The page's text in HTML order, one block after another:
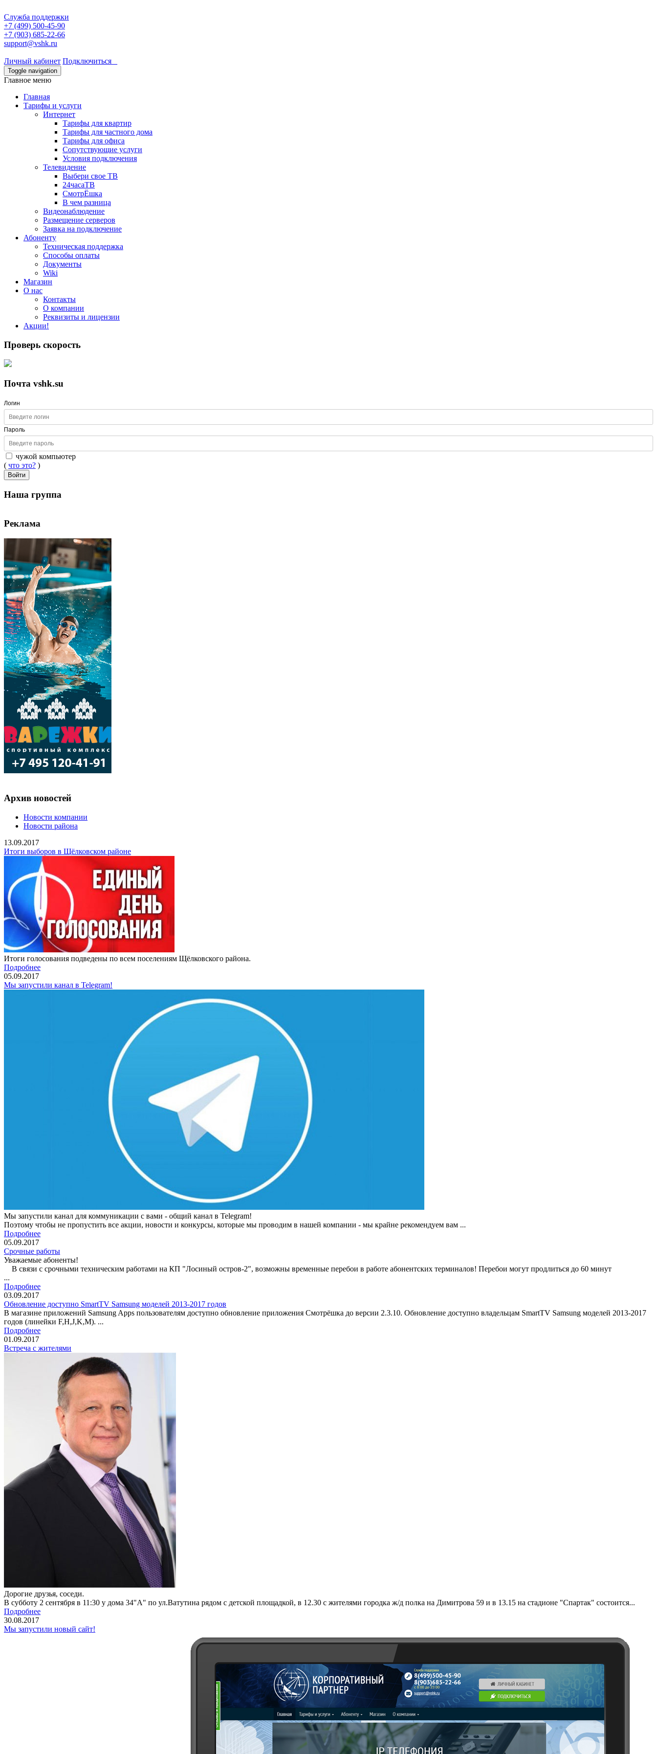
Служба поддержки
+7 (499) 500-45-90
+7 (903) 685-22-66
support@vshk.ru
Личный кабинет Подключиться
Toggle navigation
Главное меню
Главная
Тарифы и услуги
Интернет
Тарифы для квартир
Тарифы для частного дома
Тарифы для офиса
Сопутствующие услуги
Условия подключения
Телевидение
Выбери свое ТВ
24часаТВ
СмотрЁшка
В чем разница
Видеонаблюдение
Размещение серверов
Заявка на подключение
Абоненту
Техническая поддержка
Способы оплаты
Документы
Wiki
Магазин
О нас
Контакты
О компании
Реквизиты и лицензии
Акции!
Проверь скорость
Почта vshk.su
Логин
Пароль
чужой компьютер
( что это? )
Войти
Наша группа
Реклама
Архив новостей
Новости компании
Новости района
13.09.2017
Итоги выборов в Щёлковском районе
Итоги голосования подведены по всем поселениям Щёлковского района.
Подробнее
05.09.2017
Мы запустили канал в Telegram!
Мы запустили канал для коммуникации с вами - общий канал в Telegram!
Поэтому чтобы не пропустить все акции, новости и конкурсы, которые мы проводим в нашей компании - мы крайне рекомендуем вам ...
Подробнее
05.09.2017
Срочные работы
Уважаемые абоненты!
В связи с срочными техническим работами на КП "Лосиный остров-2", возможны временные перебои в работе абонентских терминалов! Перебои могут продлиться до 60 минут
...
Подробнее
03.09.2017
Обновление доступно SmartTV Samsung моделей 2013-2017 годов
В магазине приложений Samsung Apps пользователям доступно обновление приложения Смотрёшка до версии 2.3.10. Обновление доступно владельцам SmartTV Samsung моделей 2013-2017
годов (линейки F,H,J,K,М). ...
Подробнее
01.09.2017
Встреча с жителями
Дорогие друзья, соседи.
В субботу 2 сентября в 11:30 у дома 34"А" по ул.Ватутина рядом с детской площадкой, в 12.30 с жителями городка ж/д полка на Димитрова 59 и в 13.15 на стадионе "Спартак" состоится...
Подробнее
30.08.2017
Мы запустили новый сайт!